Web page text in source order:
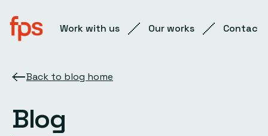
Work with us Our works Contact
Back to blog home
Blog